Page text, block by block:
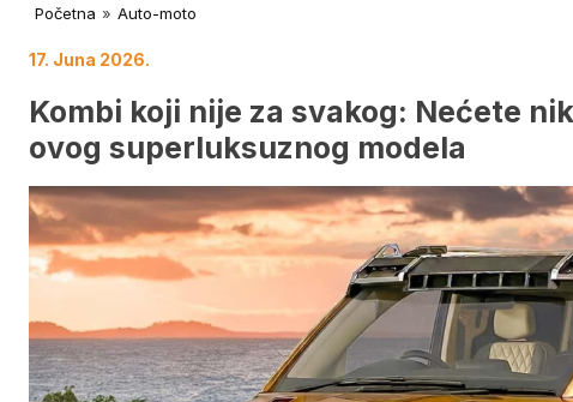
Početna » Auto-moto
17. Juna 2026.
Kombi koji nije za svakog: Nećete
ovog superluksuznog modela